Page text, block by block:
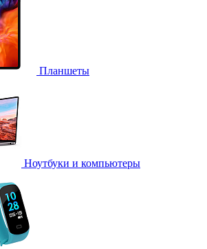
Планшеты
Ноутбуки и компьютеры